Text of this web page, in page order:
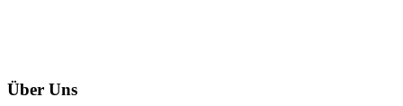
Über Uns